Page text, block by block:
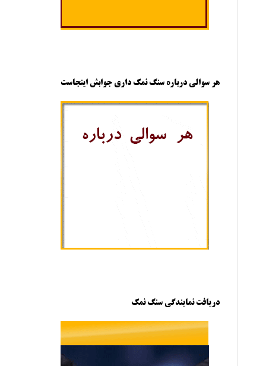
هر سوالی درباره سنگ نمک داری جوابش اینجاست
دریافت نمایندگی سنگ نمک